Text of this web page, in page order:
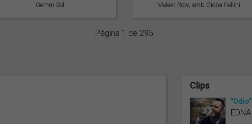
Gemm Sol Maken Row, amb Gioba Fellini
Pàgina 1 de 295
Clips
"Odio"
EDNA